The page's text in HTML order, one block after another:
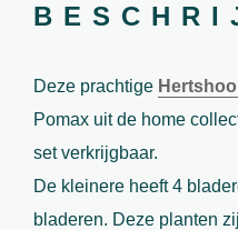
Deze prachtige
Pomax uit de home
set verkrijgbaar.
De kleinere heeft 4
bladeren. Deze planten